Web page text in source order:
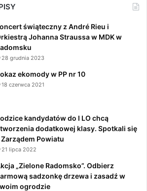
świąteczny z André Rieu i
Johanna Straussa w MDK w
28 grudnia 2023
ekomody w PP nr 10
18 czerwca 2021
kandydatów do I LO chcą
dodatkowej klasy. Spotkali się
Zarządem Powiatu
21 lipca 2022
„Zielone Radomsko”. Odbierz
sadzonkę drzewa i zasadź w
ogrodzie